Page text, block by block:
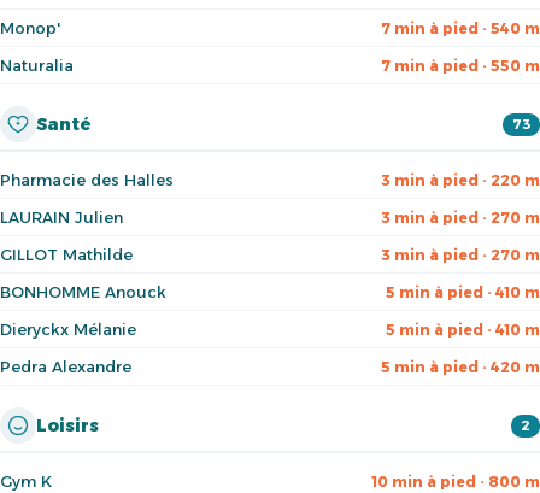
Monop' 7 min à pied · 540 m
Naturalia 7 min à pied · 550 m
Santé 73
Pharmacie des Halles 3 min à pied · 220 m
LAURAIN Julien 3 min à pied · 270 m
GILLOT Mathilde 3 min à pied · 270 m
BONHOMME Anouck 5 min à pied · 410 m
Dieryckx Mélanie 5 min à pied · 410 m
Pedra Alexandre 5 min à pied · 420 m
Loisirs 2
Gym K 10 min à pied · 800 m